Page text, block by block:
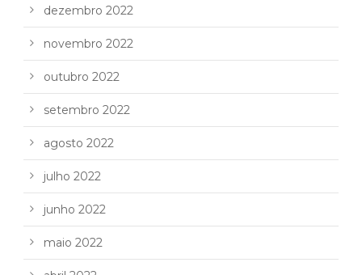
dezembro 2022
novembro 2022
outubro 2022
setembro 2022
agosto 2022
julho 2022
junho 2022
maio 2022